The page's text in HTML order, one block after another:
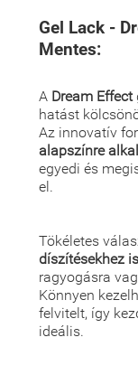
Gel Lack -
Mentes:
A Dream Effect
hatást
Az innovatív
alapszínre
egyedi és
el.
Tökéletes
díszítésekhez is
ragyogásra
Könnyen
felvitelt, így
ideális.